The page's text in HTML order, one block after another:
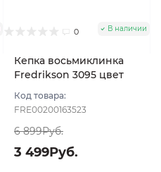
0 В наличии
Кепка восьмиклинка
Fredrikson 3095 цвет
Код товара:
FRE00200163523
6 899Руб.
3 499Руб.